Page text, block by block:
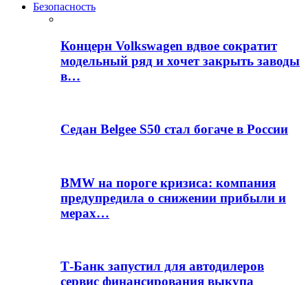
Безопасность
Концерн Volkswagen вдвое сократит
модельный ряд и хочет закрыть заводы
в…
Седан Belgee S50 стал богаче в России
BMW на пороге кризиса: компания
предупредила о снижении прибыли и
мерах…
Т-Банк запустил для автодилеров
сервис финансирования выкупа